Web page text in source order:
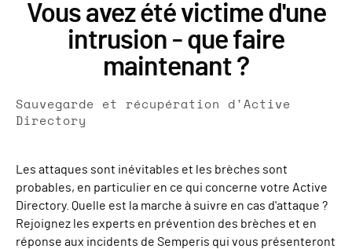
Vous avez été victime d'une
intrusion - que faire
maintenant ?
Sauvegarde et récupération d'Active
Directory
Les attaques sont inévitables et les brèches sont
probables, en particulier en ce qui concerne votre Active
Directory. Quelle est la marche à suivre en cas d'attaque ?
Rejoignez les experts en prévention des brèches et en
réponse aux incidents de Semperis qui vous présenteront